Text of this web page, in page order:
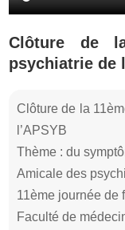
Clôture de
psychiatrie de
Clôture de la
l’APSYB
Thème : du
Amicale des
11ème journée de
Faculté de